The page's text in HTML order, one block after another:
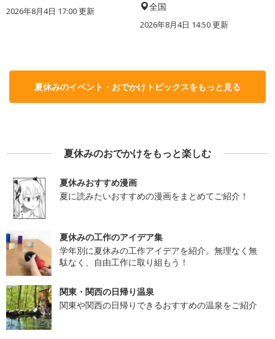
2026年8月4日 17:00更新 全国
2026年8月4日 14:50更新
夏休みのイベント・おでかけトピックスをもっと見る
夏休みのおでかけをもっと楽しむ
夏休みおすすめ漫画
夏に読みたいおすすめの漫画をまとめてご紹介！
夏休みの工作のアイデア集
学年別に夏休みの工作アイデアを紹介。無理なく無
駄なく、自由工作に取り組もう！
関東・関西の日帰り温泉
関東や関西の日帰りできるおすすめの温泉をご紹介